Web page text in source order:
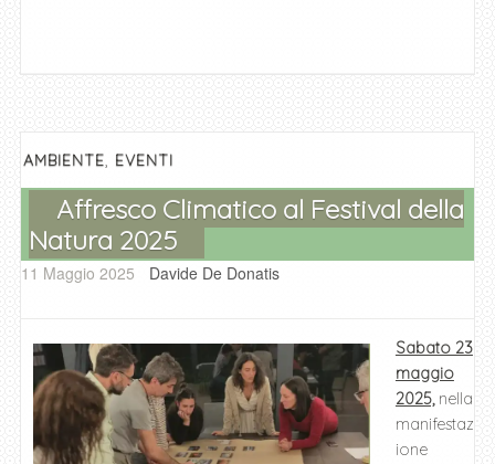
o
o
k
p
p er
AMBIENTE, EVENTI
Affresco Climatico al Festival della
Natura 2025
11 Maggio 2025 Davide De Donatis
Sabato 23
maggio
2025,nella
manifestaz
ione